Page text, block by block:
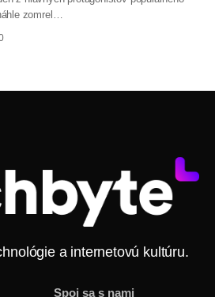
zomrel…
a internetovú kultúru.
Spoj sa s nami